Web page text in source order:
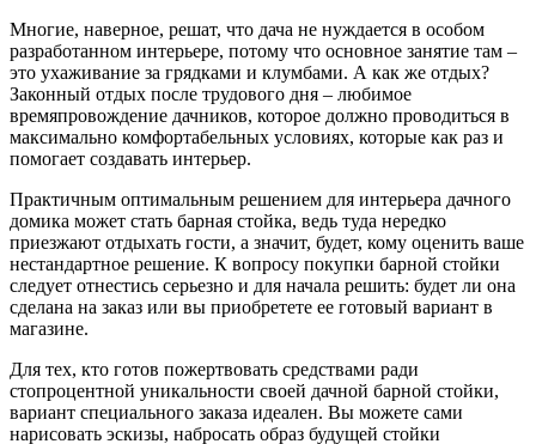
Многие, наверное, решат, что дача не нуждается в особом
разработанном интерьере, потому что основное занятие там –
это ухаживание за грядками и клумбами. А как же отдых?
Законный отдых после трудового дня – любимое
времяпровождение дачников, которое должно проводиться в
максимально комфортабельных условиях, которые как раз и
помогает создавать интерьер.
Практичным оптимальным решением для интерьера дачного
домика может стать барная стойка, ведь туда нередко
приезжают отдыхать гости, а значит, будет, кому оценить ваше
нестандартное решение. К вопросу покупки барной стойки
следует отнестись серьезно и для начала решить: будет ли она
сделана на заказ или вы приобретете ее готовый вариант в
магазине.
Для тех, кто готов пожертвовать средствами ради
стопроцентной уникальности своей дачной барной стойки,
вариант специального заказа идеален. Вы можете сами
нарисовать эскизы, набросать образ будущей стойки